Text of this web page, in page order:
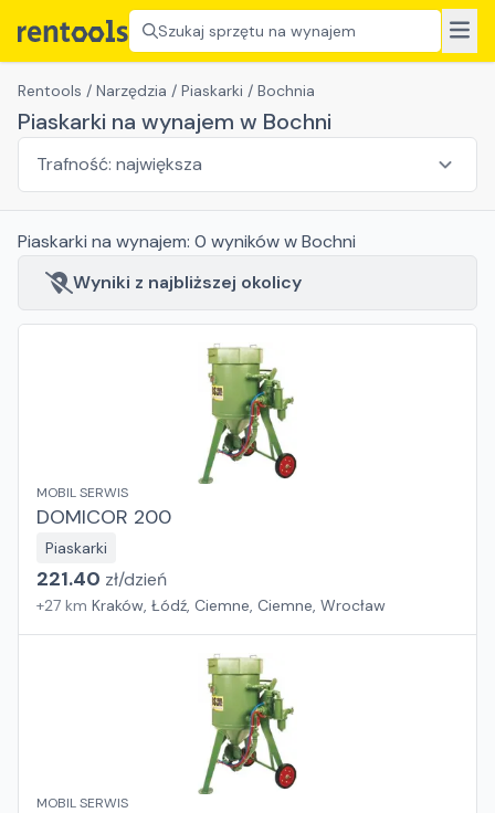
Szukaj sprzętu na wynajem
Rentools / Narzędzia / Piaskarki / Bochnia
Piaskarki na wynajem w Bochni
Piaskarki na wynajem: 0 wynikóww Bochni
Wyniki z najbliższej okolicy
MOBIL SERWIS
DOMICOR 200
Piaskarki
221.40 zł/dzień
+27 km Kraków, Łódź, Ciemne, Ciemne, Wrocław
MOBIL SERWIS